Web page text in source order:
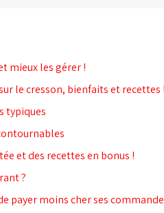
mieux les gérer !
le cresson, bienfaits et recettes !
typiques
et des recettes en bonus !
?
payer moins cher ses